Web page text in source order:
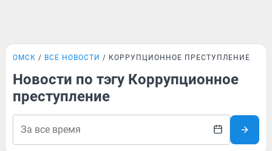
ОМСК ВСЕ НОВОСТИ КОРРУПЦИОННОЕ ПРЕСТУПЛЕНИЕ
Новости по тэгу Коррупционное
преступление